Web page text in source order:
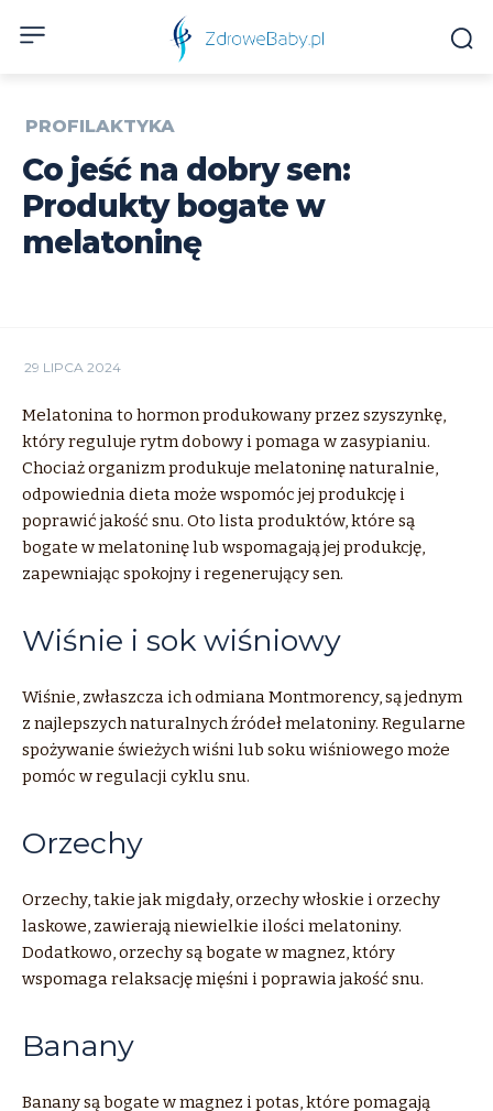
PROFILAKTYKA
Co jeść na dobry sen:
Produkty bogate w
melatoninę
29 LIPCA 2024
Melatonina to hormon produkowany przez szyszynkę,
który reguluje rytm dobowy i pomaga w zasypianiu.
Chociaż organizm produkuje melatoninę naturalnie,
odpowiednia dieta może wspomóc jej produkcję i
poprawić jakość snu. Oto lista produktów, które są
bogate w melatoninę lub wspomagają jej produkcję,
zapewniając spokojny i regenerujący sen.
Wiśnie i sok wiśniowy
Wiśnie, zwłaszcza ich odmiana Montmorency, są jednym
z najlepszych naturalnych źródeł melatoniny. Regularne
spożywanie świeżych wiśni lub soku wiśniowego może
pomóc w regulacji cyklu snu.
Orzechy
Orzechy, takie jak migdały, orzechy włoskie i orzechy
laskowe, zawierają niewielkie ilości melatoniny.
Dodatkowo, orzechy są bogate w magnez, który
wspomaga relaksację mięśni i poprawia jakość snu.
Banany
Banany są bogate w magnez i potas, które pomagają